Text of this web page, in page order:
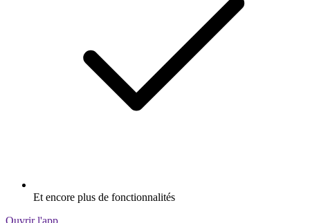
Et encore plus de fonctionnalités